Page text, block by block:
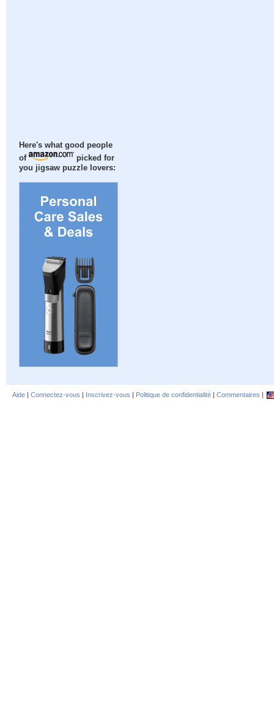
Here's what good people
of
picked for
you jigsaw puzzle lovers:
Aide | Connectez-vous | Inscrivez-vous | Politique de confidentialité | Commentaires |